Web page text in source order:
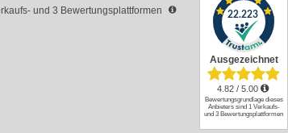
und 3 Bewertungsplattformen